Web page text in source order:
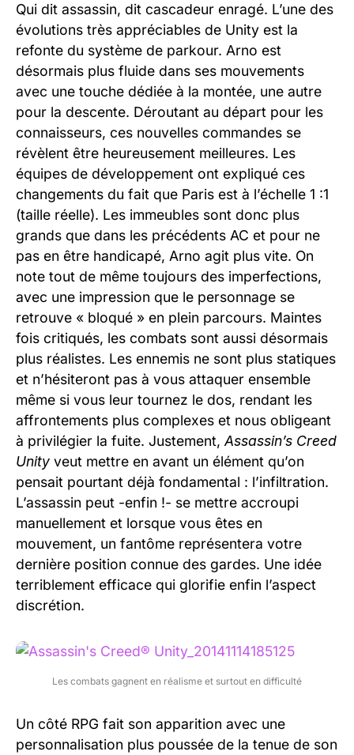
Qui dit assassin, dit cascadeur enragé. L’une des
évolutions très appréciables de Unity est la
refonte du système de parkour. Arno est
désormais plus fluide dans ses mouvements
avec une touche dédiée à la montée, une autre
pour la descente. Déroutant au départ pour les
connaisseurs, ces nouvelles commandes se
révèlent être heureusement meilleures. Les
équipes de développement ont expliqué ces
changements du fait que Paris est à l’échelle 1 :1
(taille réelle). Les immeubles sont donc plus
grands que dans les précédents AC et pour ne
pas en être handicapé, Arno agit plus vite. On
note tout de même toujours des imperfections,
avec une impression que le personnage se
retrouve « bloqué » en plein parcours. Maintes
fois critiqués, les combats sont aussi désormais
plus réalistes. Les ennemis ne sont plus statiques
et n’hésiteront pas à vous attaquer ensemble
même si vous leur tournez le dos, rendant les
affrontements plus complexes et nous obligeant
à privilégier la fuite. Justement, Assassin’s Creed
Unity veut mettre en avant un élément qu’on
pensait pourtant déjà fondamental : l’infiltration.
L’assassin peut -enfin !- se mettre accroupi
manuellement et lorsque vous êtes en
mouvement, un fantôme représentera votre
dernière position connue des gardes. Une idée
terriblement efficace qui glorifie enfin l’aspect
discrétion.
Les combats gagnent en réalisme et surtout en difficulté
Un côté RPG fait son apparition avec une
personnalisation plus poussée de la tenue de son